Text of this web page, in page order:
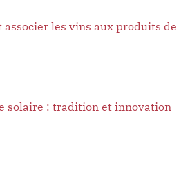
associer les vins aux produits de
solaire : tradition et innovation